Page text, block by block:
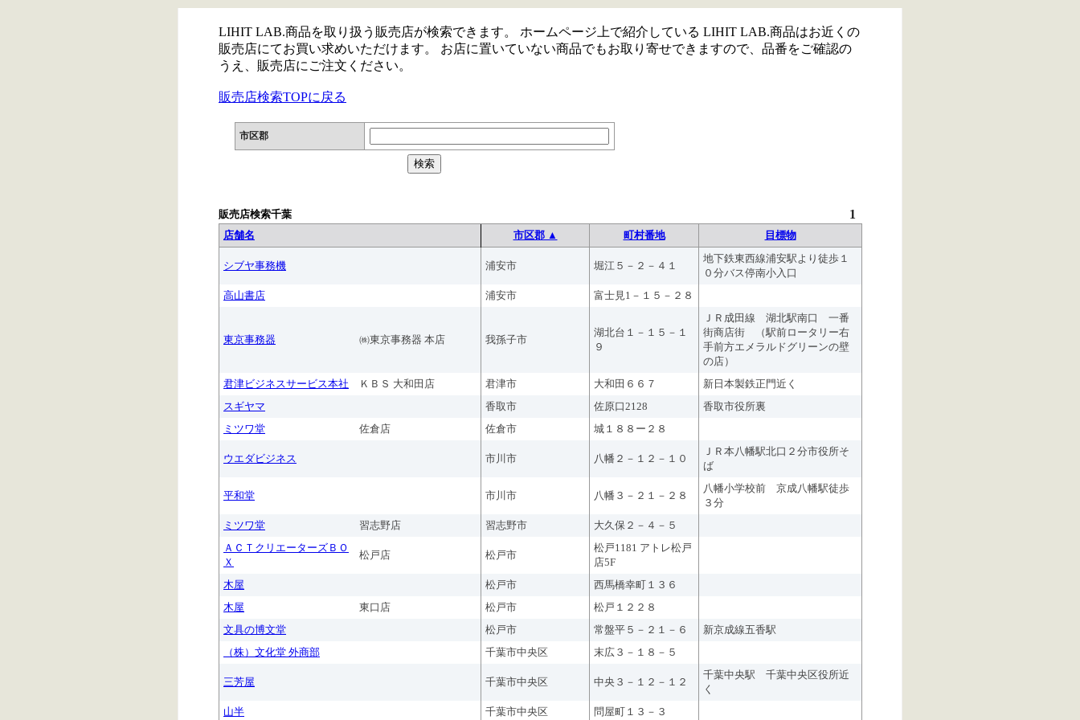
LIHIT LAB.商品を取り扱う販売店が検索できます。 ホームページ上で紹介している LIHIT LAB.商品はお近くの
販売店にてお買い求めいただけます。 お店に置いていない商品でもお取り寄せできますので、品番をご確認の
うえ、販売店にご注文ください。
販売店検索TOPに戻る
市区郡
販売店検索千葉 1
店舗名 市区郡 ▲ 町村番地 目標物
シブヤ事務機 浦安市 堀江５－２－４１
地下鉄東西線浦安駅より徒歩１
０分バス停南小入口
高山書店
浦安市 富士見1－１５－２８
東京事務器 ㈱東京事務器 本店 我孫子市
湖北台１－１５－１
９
ＪＲ成田線 湖北駅南口 一番
街商店街 （駅前ロータリー右
手前方エメラルドグリーンの壁
の店）
君津ビジネスサービス本社
ＫＢＳ 大和田店 君津市 大和田６６７
新日本製鉄正門近く
スギヤマ
香取市 佐原口2128
香取市役所裏
ミツワ堂
佐倉店 佐倉市 城１８８ー２８
ウエダビジネス 市川市 八幡２－１２－１０
ＪＲ本八幡駅北口２分市役所そ
ば
平和堂 市川市 八幡３－２１－２８
八幡小学校前 京成八幡駅徒歩
３分
ミツワ堂
習志野店 習志野市
大久保２－４－５
ＡＣＴクリエーターズＢＯ
Ｘ
松戸店 松戸市
松戸1181 アトレ松戸
店5F
木屋
松戸市
西馬橋幸町１３６
木屋
東口店 松戸市
松戸１２２８
文具の博文堂
松戸市 常盤平５－２１－６
新京成線五香駅
（株）文化堂 外商部
千葉市中央区 末広３－１８－５
三芳屋 千葉市中央区 中央３－１２－１２
千葉中央駅 千葉中央区役所近
く
山半
千葉市中央区 問屋町１３－３